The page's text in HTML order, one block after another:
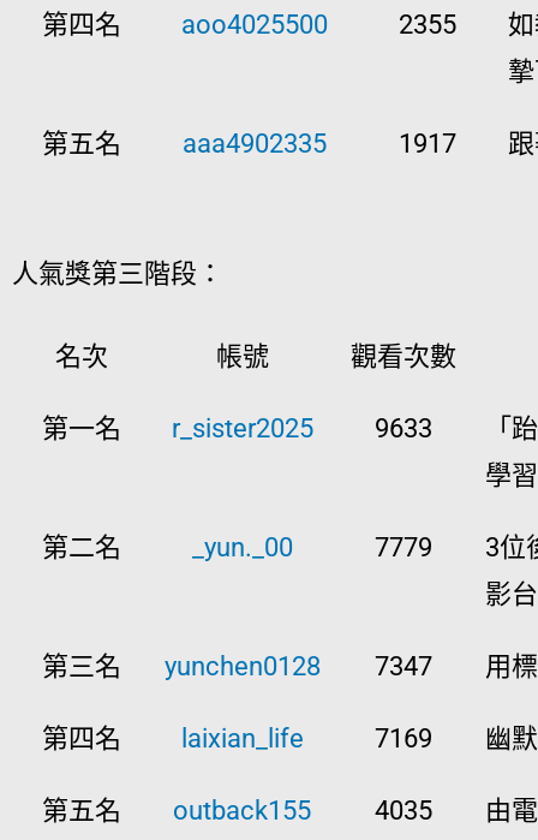
第四名 aoo4025500 2355
第五名 aaa4902335 1917
人氣獎第三階段：
名次 帳號 觀看次數
第一名 r_sister2025 9633
「
學
第二名 _yun._00 7779
3位
影
第三名 yunchen0128 7347 用
第四名 laixian_life 7169 幽
第五名 outback155 4035
由